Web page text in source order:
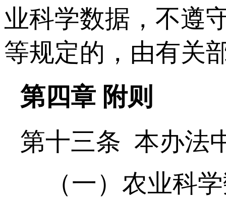
业科学数据，不遵
等规定的，由有关
第四章 附则
第十三条 本办法
（一）农业科学